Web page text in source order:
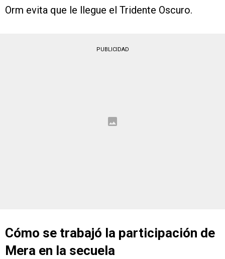
Orm evita que le llegue el Tridente Oscuro.
PUBLICIDAD
Cómo se trabajó la participación de
Mera en la secuela